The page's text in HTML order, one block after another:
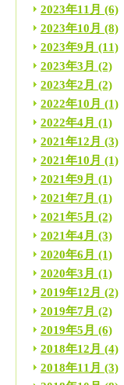
2023年11月 (6)
2023年10月 (8)
2023年9月 (11)
2023年3月 (2)
2023年2月 (2)
2022年10月 (1)
2022年4月 (1)
2021年12月 (3)
2021年10月 (1)
2021年9月 (1)
2021年7月 (1)
2021年5月 (2)
2021年4月 (3)
2020年6月 (1)
2020年3月 (1)
2019年12月 (2)
2019年7月 (2)
2019年5月 (6)
2018年12月 (4)
2018年11月 (3)